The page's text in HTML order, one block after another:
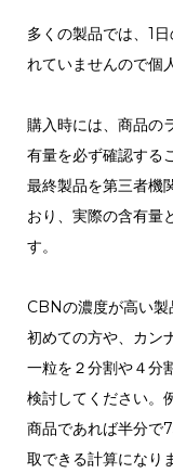
多くの製品では、1
れていませんので個
購入時には、商品の
有量を必ず確認する
最終製品を第三者機
おり、実際の含有量
す。
CBNの濃度が高い製
初めての方や、カン
一粒を２分割や４分
検討してください。
商品であれば半分
取できる計算になり